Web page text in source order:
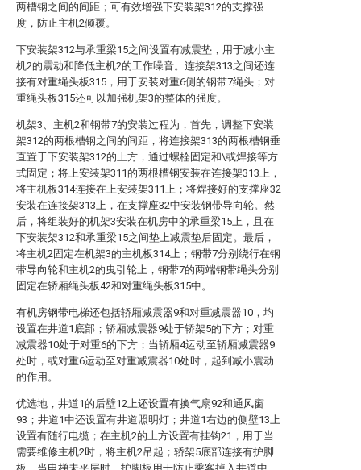
两槽钢之间的间距；可有效增强下安装架312的支撑强
度，防止主机2倾覆。
下安装架312与承重梁15之间设置有减震垫，用于减小主
机2的震动和降低主机2的工作噪音。连接架313之间还连
接有对重绳头板315，用于安装对重6侧的钢带7绳头；对
重绳头板315还可以加强机架3的整体的强度。
机架3、主机2和钢带7的安装过程为，首先，调整下安装
架312的两根槽钢之间的间距，将连接架313的两根槽钢垂
直置于下安装架312的上方，通过螺栓固定和\或焊接等方
式固定；将上安装架311的两根槽钢安装在连接架313上，
将主机板314连接在上安装架311上；将焊接好的支撑座32
安装在连接架313上，在支撑座32中安装钢带导向轮。然
后，将组装好的机架3安装在机房中的承重梁15上，且在
下安装架312和承重梁15之间垫上减震垫后固定。最后，
将主机2固定在机架3的主机板314上；钢带7分别绕行在钢
带导向轮和主机2的曳引轮上，钢带7的两端钢带绳头分别
固定在轿厢绳头板42和对重绳头板315中。
有机房钢带电梯还包括轿厢减震器9和对重减震器10，均
设置在井道1底部；轿厢减震器9处于轿架5的下方；对重
减震器10处于对重6的下方；当轿厢4运动至轿厢减震器9
处时，或对重6运动至对重减震器10处时，起到减小震动
的作用。
优选地，井道1的后壁12上还设置有换气扇92和通风窗
93；井道1中还设置有井道照明灯；井道1右边的侧壁13上
设置有随行电缆；在主机2的上方设置有挂钩21，用于当
需要维修主机2时，将主机2吊起；轿架5底部连接有护脚